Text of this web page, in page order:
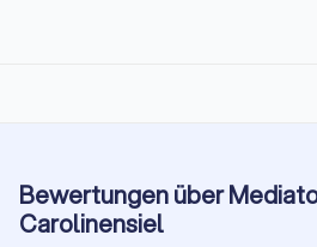
Bewertungen über
Carolinensiel